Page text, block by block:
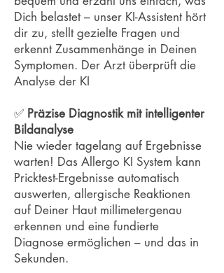
Dich belastet – unser KI-Assistent hört
dir zu, stellt gezielte Fragen und
erkennt Zusammenhänge in Deinen
Symptomen. Der Arzt überprüft die
Analyse der KI
✅ Präzise Diagnostik mit intelligenter
Bildanalyse
Nie wieder tagelang auf Ergebnisse
warten! Das Allergo KI System kann
Pricktest-Ergebnisse automatisch
auswerten, allergische Reaktionen
auf Deiner Haut millimetergenau
erkennen und eine fundierte
Diagnose ermöglichen – und das in
Sekunden.